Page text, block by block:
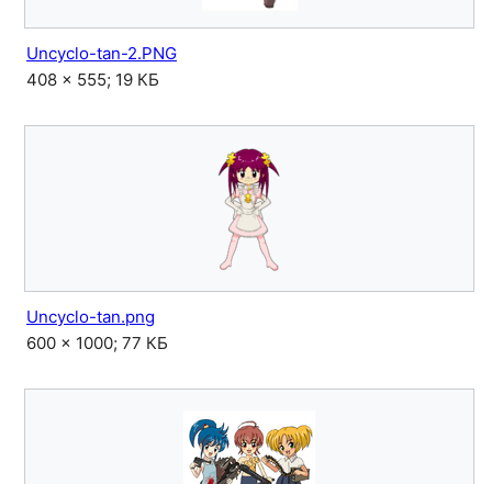
Uncyclo-tan-2.PNG
408 × 555; 19 КБ
Uncyclo-tan.png
600 × 1000; 77 КБ